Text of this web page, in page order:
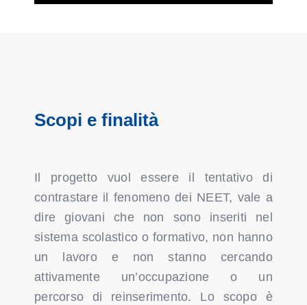
Scopi e finalità
Il progetto vuol essere il tentativo di
contrastare il fenomeno dei NEET, vale a
dire giovani che non sono inseriti nel
sistema scolastico o formativo, non hanno
un lavoro e non stanno cercando
attivamente un’occupazione o un
percorso di reinserimento. Lo scopo è